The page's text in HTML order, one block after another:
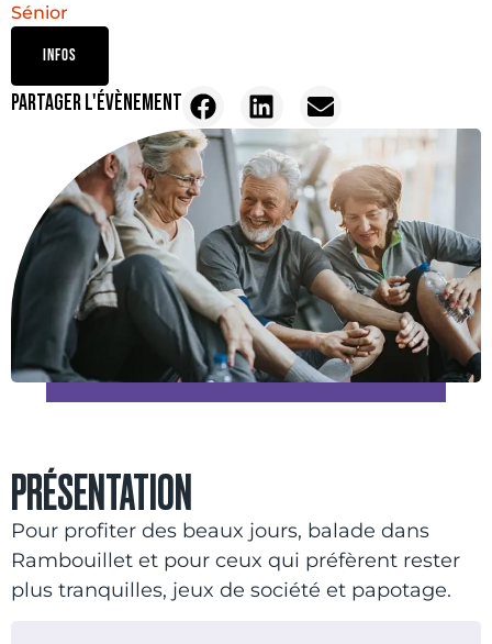
Sénior
INFOS
PARTAGER L'ÉVÈNEMENT
PRÉSENTATION
Pour profiter des beaux jours, balade dans
Rambouillet et pour ceux qui préfèrent rester
plus tranquilles, jeux de société et papotage.